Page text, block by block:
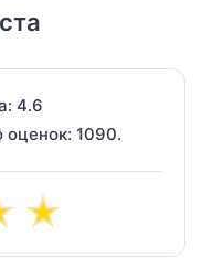
4.6
оценок: 1090.